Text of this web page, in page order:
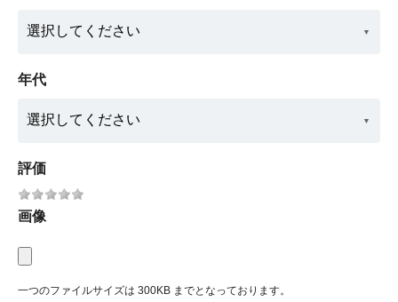
年代
評価
画像
一つのファイルサイズは 300KB までとなっております。